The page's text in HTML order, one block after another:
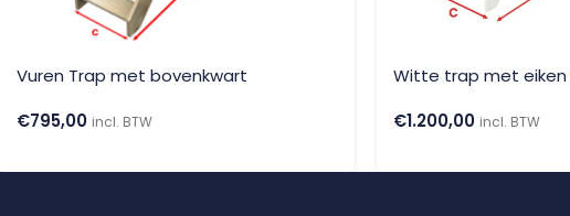
Vuren Trap met bovenkwart
€795,00 incl. BTW
Witte trap met eiken
€1.200,00 incl. BTW